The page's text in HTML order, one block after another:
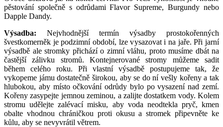
pěstování společně s odrůdami Flavor Supreme, Burgundy nebo
Dapple Dandy.
Výsadba: Nejvhodnější termín výsadby prostokořenných
švestkomerněk je podzimní období, lze vysazovat i na jaře. Při jarní
výsadbě ale stromky přichází o zimní vláhu, proto musíme dbát na
častější zálivku stromů. Kontejnerované stromy můžeme sadit
během celého roku. Při vlastní výsadbě postupujeme tak, že
vykopeme jámu dostatečně širokou, aby se do ní vešly kořeny a tak
hlubokou, aby místo očkování odrůdy bylo po vysazení nad zemí.
Kořeny zasypejte jemnou zeminou, a zalijte dostatkem vody. Kolem
stromu udělejte zalévací misku, aby voda neodtekla pryč, kmen
obalte vhodnou chráničkou proti okusu a stromek připevněte ke
kůlu, aby se nevyvrátil větrem.